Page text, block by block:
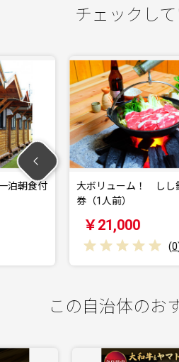
チェックして
ット食事
憧れの手造りログハ
き（ペア）
￥35,000
(
この自治体のお